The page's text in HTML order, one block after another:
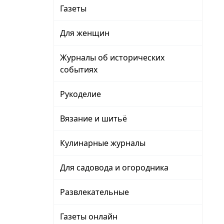
Газеты
Для женщин
Журналы об исторических
событиях
Рукоделие
Вязание и шитьё
Кулинарные журналы
Для садовода и огородника
Развлекательные
Газеты онлайн